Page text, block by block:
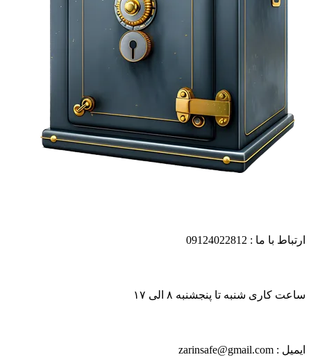
ارتباط با ما : 09124022812
ساعت کاری شنبه تا پنجشنبه ۸ الی ۱۷
ایمیل : zarinsafe@gmail.com